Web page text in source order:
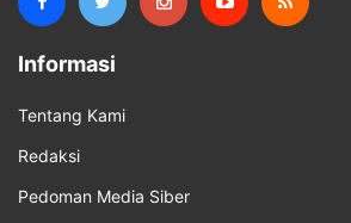
Informasi
Tentang Kami
Redaksi
Pedoman Media Siber